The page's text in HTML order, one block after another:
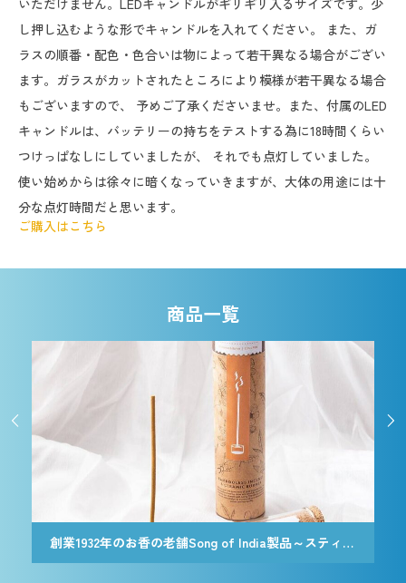
いただけません。LEDキャンドルがギリギリ入るサイズです。少
し押し込むような形でキャンドルを入れてください。 また、ガ
ラスの順番・配色・色合いは物によって若干異なる場合がござい
ます。ガラスがカットされたところにより模様が若干異なる場合
もございますので、 予めご了承くださいませ。また、付属のLED
キャンドルは、バッテリーの持ちをテストする為に18時間くらい
つけっぱなしにしていましたが、 それでも点灯していました。
使い始めからは徐々に暗くなっていきますが、大体の用途には十
分な点灯時間だと思います。
ご購入はこちら
商品一覧
創業1932年のお香の老舗Song of India製品～スティック香＆お香立てセット[Botanicaly Collection] – ゴジモロ オレンジ
 